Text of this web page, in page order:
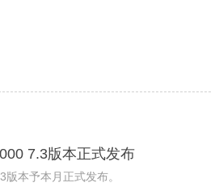
7.3版本正式发布
本予本月正式发布。